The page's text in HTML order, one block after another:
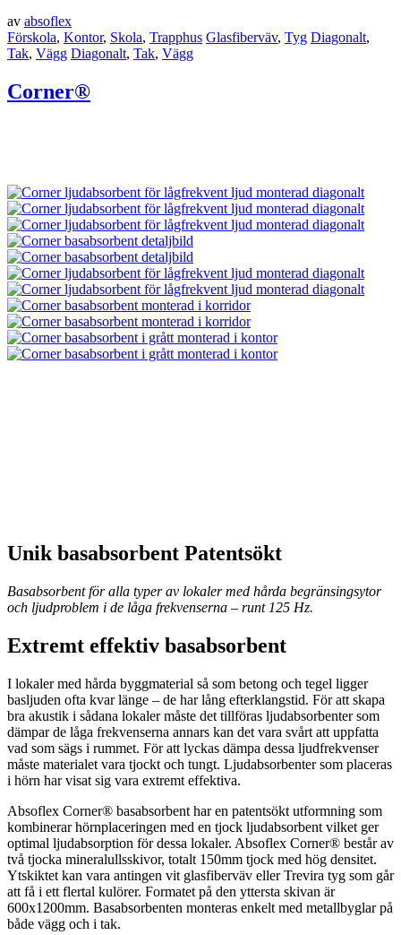
av absoflex
Förskola, Kontor, Skola, Trapphus Glasfiberväv, Tyg Diagonalt,
Tak, Vägg Diagonalt, Tak, Vägg
Corner®
Unik basabsorbent Patentsökt
Basabsorbent för alla typer av lokaler med hårda begränsingsytor
och ljudproblem i de låga frekvenserna – runt 125 Hz.
Extremt effektiv basabsorbent
I lokaler med hårda byggmaterial så som betong och tegel ligger
basljuden ofta kvar länge – de har lång efterklangstid. För att skapa
bra akustik i sådana lokaler måste det tillföras ljudabsorbenter som
dämpar de låga frekvenserna annars kan det vara svårt att uppfatta
vad som sägs i rummet. För att lyckas dämpa dessa ljudfrekvenser
måste materialet vara tjockt och tungt. Ljudabsorbenter som placeras
i hörn har visat sig vara extremt effektiva.
​Absoflex Corner® basabsorbent har en patentsökt utformning som
kombinerar hörnplaceringen med en tjock ljudabsorbent vilket ger
optimal ljudabsorption för dessa lokaler. Absoflex Corner® består av
två tjocka mineralullsskivor, totalt 150mm tjock med hög densitet.
Ytskiktet kan vara antingen vit glasfiberväv eller Trevira tyg som går
att få i ett flertal kulörer. Formatet på den yttersta skivan är
600x1200mm. Basabsorbenten monteras enkelt med metallbyglar på
både vägg och i tak.